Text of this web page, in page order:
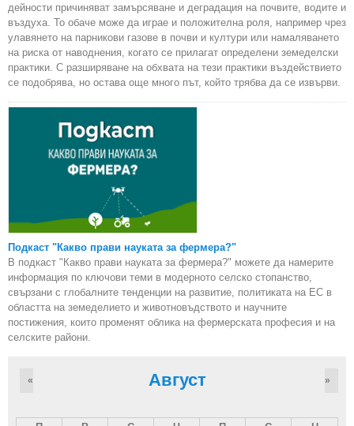
дейности причиняват замърсяване и деградация на почвите, водите и
въздуха. То обаче може да играе и положителна роля, например чрез
улавянето на парникови газове в почви и култури или намаляването
на риска от наводнения, когато се прилагат определени земеделски
практики. С разширяване на обхвата на тези практики въздействието
се подобрява, но остава още много път, който трябва да се извърви.
Подкаст "Какво прави науката за фермера?"
В подкаст "Какво прави науката за фермера?" можете да намерите
информация по ключови теми в модерното селско стопанство,
свързани с глобалните тенденции на развитие, политиката на ЕС в
областта на земеделието и животновъдството и научните
постижения, които променят облика на фермерската професия и на
селските райони.
Август
« »